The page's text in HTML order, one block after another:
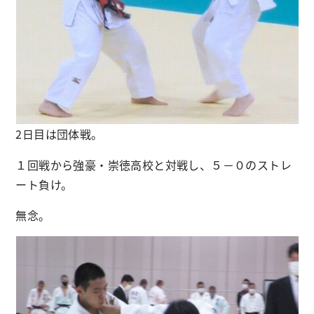
2日目は団体戦。
１回戦から強豪・崇徳高校と対戦し、５－０のストレ
ート負け。
無念。